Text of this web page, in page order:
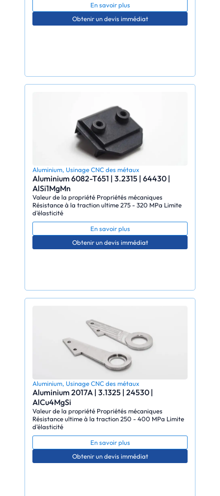
En savoir plus
Obtenir un devis immédiat
Aluminium, Usinage CNC des métaux
Aluminium 6082-T651 | 3.2315 | 64430 |
AlSi1MgMn
Valeur de la propriété Propriétés mécaniques
Résistance à la traction ultime 275 - 320 MPa Limite
d'élasticité
En savoir plus
Obtenir un devis immédiat
Aluminium, Usinage CNC des métaux
Aluminium 2017A | 3.1325 | 24530 |
AlCu4MgSi
Valeur de la propriété Propriétés mécaniques
Résistance ultime à la traction 250 - 400 MPa Limite
d'élasticité
En savoir plus
Obtenir un devis immédiat